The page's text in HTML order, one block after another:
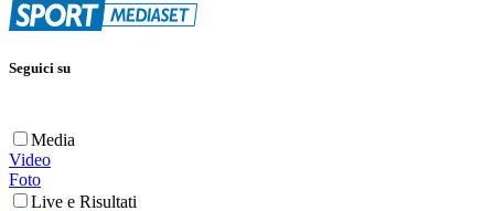
Seguici su
Media
Video
Foto
Live e Risultati